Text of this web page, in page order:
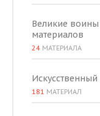
Великие воины
материалов
24 МАТЕРИАЛА
Искусственный
181 МАТЕРИАЛ